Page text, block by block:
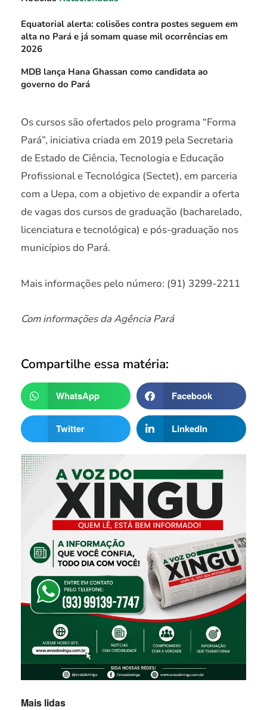
Equatorial alerta: colisões contra postes seguem em
alta no Pará e já somam quase mil ocorrências em
2026
MDB lança Hana Ghassan como candidata ao
governo do Pará
Os cursos são ofertados pelo programa “Forma
Pará”, iniciativa criada em 2019 pela Secretaria
de Estado de Ciência, Tecnologia e Educação
Profissional e Tecnológica (Sectet), em parceria
com a Uepa, com a objetivo de expandir a oferta
de vagas dos cursos de graduação (bacharelado,
licenciatura e tecnológica) e pós-graduação nos
municípios do Pará.
Mais informações pelo número: (91) 3299-2211
Com informações da Agência Pará
Compartilhe essa matéria:
WhatsApp Facebook
Twitter LinkedIn
Mais lidas